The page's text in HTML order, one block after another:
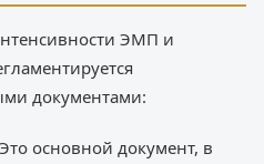
ЭМП и
документами:
основной документ, в